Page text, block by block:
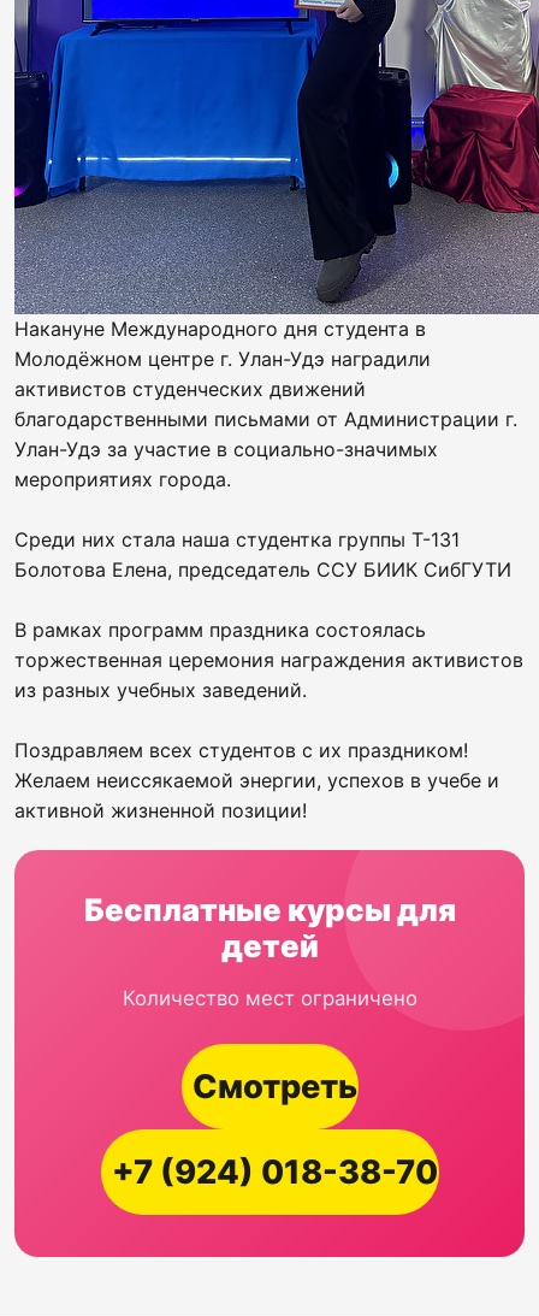
Накануне Международного дня студента в
Молодёжном центре г. Улан-Удэ наградили
активистов студенческих движений
благодарственными письмами от Администрации г.
Улан-Удэ за участие в социально-значимых
мероприятиях города.
Среди них стала наша студентка группы Т-131
Болотова Елена, председатель ССУ БИИК СибГУТИ
В рамках программ праздника состоялась
торжественная церемония награждения активистов
из разных учебных заведений.
Поздравляем всех студентов с их праздником!
Желаем неиссякаемой энергии, успехов в учебе и
активной жизненной позиции!
Бесплатные курсы для
детей
Количество мест ограничено
Смотреть
+7 (924) 018-38-70